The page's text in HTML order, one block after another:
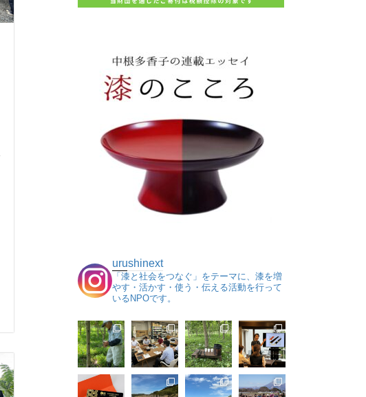
urushinext
「漆と社会をつなぐ」をテーマに、漆を増
やす・活かす・使う・伝える活動を行って
いるNPOです。